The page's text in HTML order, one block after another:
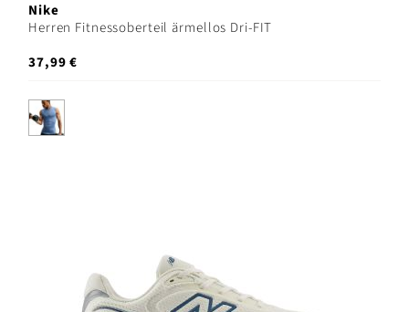
Nike
Herren Fitnessoberteil ärmellos Dri-FIT
37,99 €